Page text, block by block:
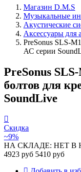
Магазин D.M.S
Музыкальные
Акустические
Аксессуары для
PreSonus SLS-
АС серии
PreSonus
болтов для
SoundLive
Скидка
~9%
НА СКЛАДЕ: НЕТ В
4923 руб 5410 руб